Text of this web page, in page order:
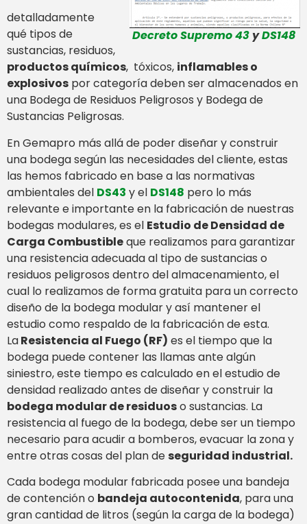
Decreto Supremo 43yDS148
detalladamente
qué tipos de
sustancias, residuos,
productos químicos, tóxicos, inflamables o
explosivos por categoría deben ser almacenados en
una Bodega de Residuos Peligrosos y Bodega de
Sustancias Peligrosas.
En Gemapro más allá de poder diseñar y construir
una bodega según las necesidades del cliente, estas
las hemos fabricado en base a las normativas
ambientales del DS43 y el DS148 pero lo más
relevante e importante en la fabricación de nuestras
bodegas modulares, es el Estudio de Densidad de
Carga Combustibleque realizamos para garantizar
una resistencia adecuada al tipo de sustancias o
residuos peligrosos dentro del almacenamiento, el
cual lo realizamos de forma gratuita para un correcto
diseño de la bodega modular y así mantener el
estudio como respaldo de la fabricación de esta.
LaResistencia al Fuego (RF) es el tiempo que la
bodega puede contener las llamas ante algún
siniestro, este tiempo es calculado en el estudio de
densidad realizado antes de diseñar y construir la
bodega modular de residuoso sustancias. La
resistencia al fuego de la bodega, debe ser un tiempo
necesario para acudir a bomberos, evacuar la zona y
entre otras cosas del plan de seguridad industrial.
Cada bodega modular fabricada posee una bandeja
de contención o bandeja autocontenida, para una
gran cantidad de litros (según la carga de la bodega)